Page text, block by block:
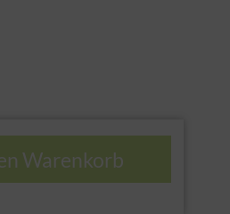
Warenkorb